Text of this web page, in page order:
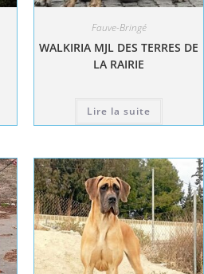
Fauve-Bringé
WALKIRIA MJL DES TERRES DE
LA RAIRIE
Lire la suite